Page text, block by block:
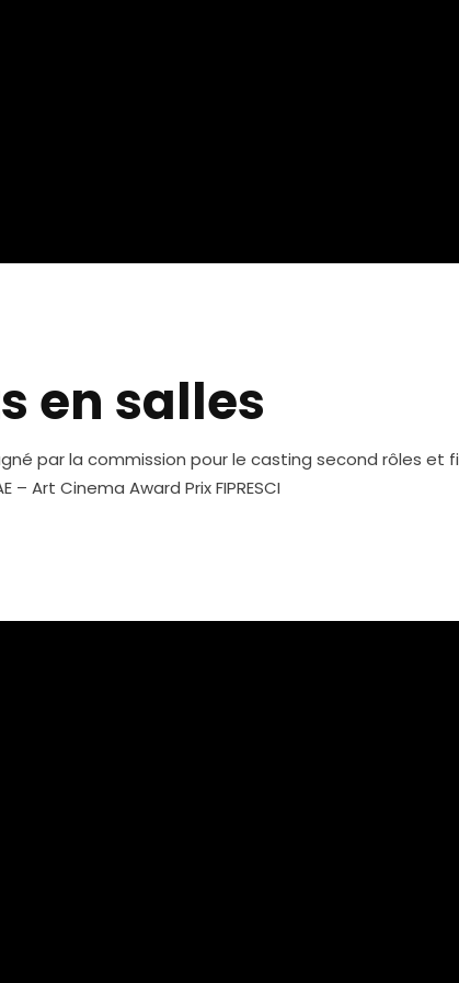
en salles
par la commission pour le casting second rôles et
– Art Cinema Award Prix FIPRESCI